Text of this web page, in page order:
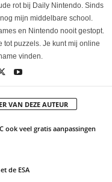
rot bij Daily Nintendo. Sinds
mijn middelbare school.
en Nintendo nooit gestopt.
tot puzzels. Je kunt mij online
vinden.
VAN DEZE AUTEUR
ook veel gratis aanpassingen
de ESA